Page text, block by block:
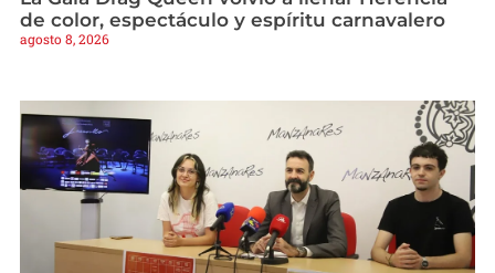
de color, espectáculo y espíritu carnavalero
agosto 8, 2026